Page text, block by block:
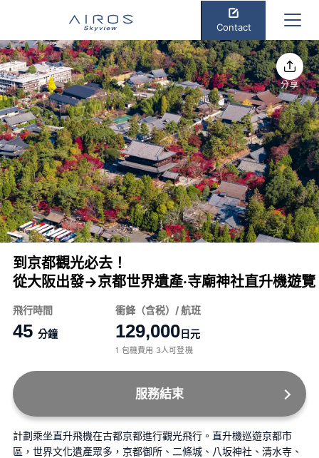
Contact
分享
到京都觀光必去！
從大阪出發→京都世界遺產·寺廟神社直升機遊覽
飛行時間
45 分鐘
衝鋒（含税）/ 航班
129,000日元
1 包機費用 3人可登機
服務結束
計劃乘坐直升飛機在古都京都進行觀光飛行。直升機巡遊京都市
區，世界文化遺產眾多，京都御所、二條城、八坂神社、清水寺、